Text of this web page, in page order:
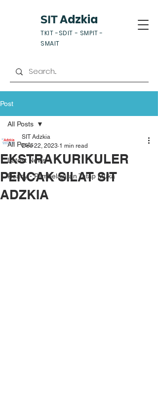
SITAdzkia
TKIT -SDIT - SMPIT -
SMAIT
Post
All Posts
Latest News
Ready - Pembelajaran Tatap Muka
All Posts
EKSTRAKURIKULER
PENCAK SILAT SIT
ADZKIA
SIT Adzkia
Dec 22, 2023 1 min read